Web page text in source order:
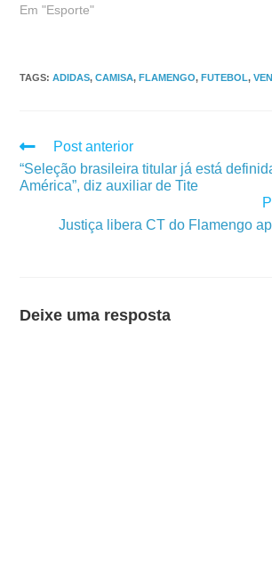
Em "Esporte"
TAGS:ADIDAS, CAMISA, FLAMENGO, FUTEBOL,
Post anterior
“Seleção brasileira titular já está
América”, diz auxiliar de Tite
Justiça libera CT do Flamengo
Deixe uma resposta